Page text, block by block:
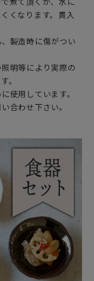
くなります。貫入
製造時に傷がつい
明等により実際の
。
使用しています。
合わせ下さい。